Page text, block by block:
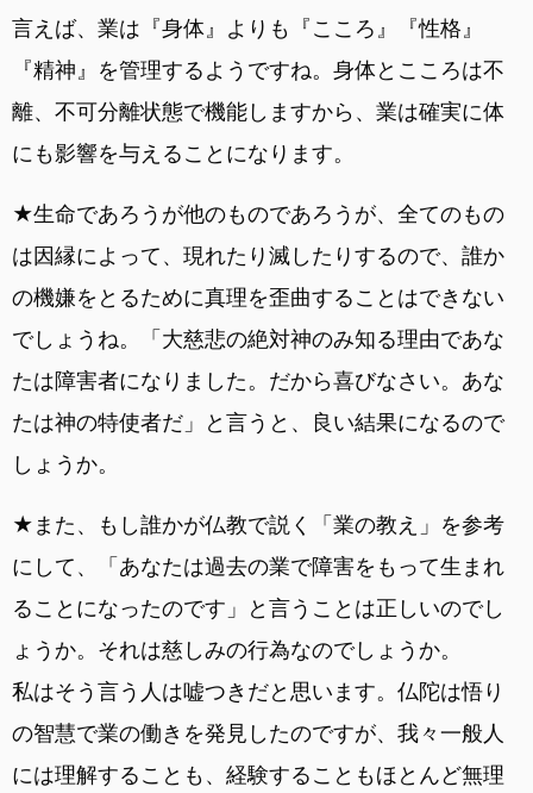
言えば、業は『身体』よりも『こころ』『性格』
『精神』を管理するようですね。身体とこころは不
離、不可分離状態で機能しますから、業は確実に体
にも影響を与えることになります。
★生命であろうが他のものであろうが、全てのもの
は因縁によって、現れたり滅したりするので、誰か
の機嫌をとるために真理を歪曲することはできない
でしょうね。「大慈悲の絶対神のみ知る理由であな
たは障害者になりました。だから喜びなさい。あな
たは神の特使者だ」と言うと、良い結果になるので
しょうか。
★また、もし誰かが仏教で説く「業の教え」を参考
にして、「あなたは過去の業で障害をもって生まれ
ることになったのです」と言うことは正しいのでし
ょうか。それは慈しみの行為なのでしょうか。
私はそう言う人は嘘つきだと思います。仏陀は悟り
の智慧で業の働きを発見したのですが、我々一般人
には理解することも、経験することもほとんど無理